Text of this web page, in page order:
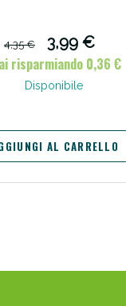
4,35 €
3,99 €
risparmiando 0,36 €
Disponibile
AL CARRELLO